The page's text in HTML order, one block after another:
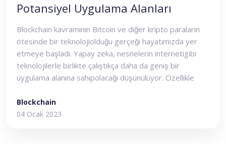
Potansiyel Uygulama Alanları
Blockchain kavramının Bitcoin ve diğer kripto paraların
ötesinde bir teknolojiolduğu gerçeği hayatımızda yer
etmeye başladı. Yapay zeka, nesnelerin internetigibi
teknolojilerle birlikte çalıştıkça daha da geniş bir
uygulama alanına sahipolacağı düşünülüyor. Özellikle
olarakdeğiştirmesiyle 2022 yılında Türkiye’de de büyük
ilgi gören metaversekavramının temelinde de
Blockchain
04 Ocak 2023